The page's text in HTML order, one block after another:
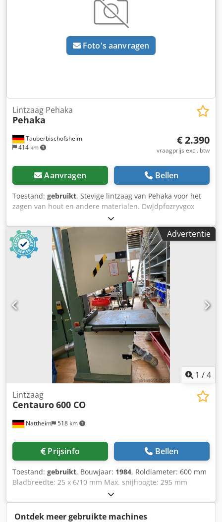
Foto's aanvragen
Tauberbischofsheim
414 km
Lintzaag Pehaka
Pehaka
€ 2.390
vraagprijs excl. btw
Aanvragen Bellen
Toestand: gebruikt, Stevige lintzaag van Pehaka voor het
zagen van hout en andere materialen. Dwjdpfozryvgox
Ahnoa Technische specificaties: - Diameter zaagblad: 800
mm - Motor: 3 kW - Maximale zaaghoogte: ca. 350 mm
Advertentie
1 /4
Nattheim 518 km
Lintzaag
Centauro600 CO
Prijsinfo Bellen
Toestand: gebruikt, Bouwjaar: 1984, Roldiameter: 600 mm
Bladbreedte: 25 x 6/10 mm Max. snijhoogte: 295 mm
Snijbreedte: 580 mm Tafelhoogte: 940 mm
Tafelafmetingen: 860 x 600 mm Max. bladdlengte: 4580
mm Staanderzijde links Bandgeleiding boven en onder
Ontdek meer gebruikte machines